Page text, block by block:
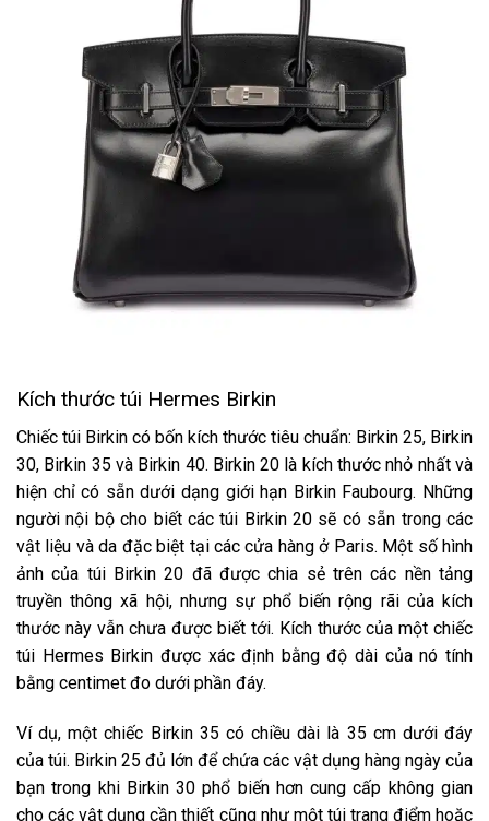
Kích thước túi Hermes Birkin
Chiếc túi Birkin có bốn kích thước tiêu chuẩn: Birkin 25, Birkin
30, Birkin 35 và Birkin 40. Birkin 20 là kích thước nhỏ nhất và
hiện chỉ có sẵn dưới dạng giới hạn Birkin Faubourg. Những
người nội bộ cho biết các túi Birkin 20 sẽ có sẵn trong các
vật liệu và da đặc biệt tại các cửa hàng ở Paris. Một số hình
ảnh của túi Birkin 20 đã được chia sẻ trên các nền tảng
truyền thông xã hội, nhưng sự phổ biến rộng rãi của kích
thước này vẫn chưa được biết tới. Kích thước của một chiếc
túi Hermes Birkin được xác định bằng độ dài của nó tính
bằng centimet đo dưới phần đáy.
Ví dụ, một chiếc Birkin 35 có chiều dài là 35 cm dưới đáy
của túi. Birkin 25 đủ lớn để chứa các vật dụng hàng ngày của
bạn trong khi Birkin 30 phổ biến hơn cung cấp không gian
cho các vật dụng cần thiết cũng như một túi trang điểm hoặc